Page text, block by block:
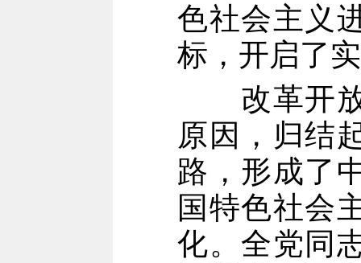
色社会主义
标，开启了
改革开放
原因，归结
路，形成了
国特色社会
化。全党同